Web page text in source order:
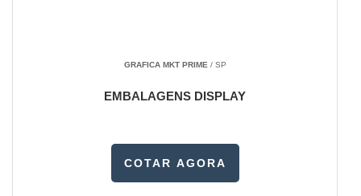
GRAFICA MKT PRIME/ SP
EMBALAGENS DISPLAY
COTAR AGORA